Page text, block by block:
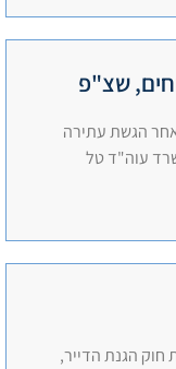
שצ"פ
בסך של כ- 140,000 ₪ לאחר הגשת עתירה
עוה"ד טל
הגנת הדייר,